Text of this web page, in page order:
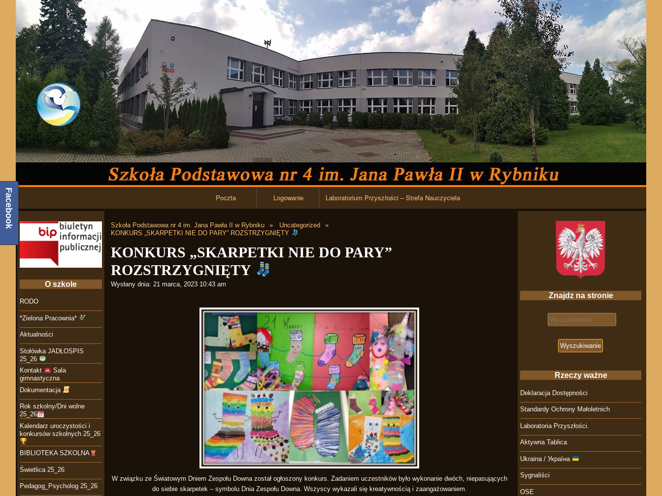
Przejdź do zawartości
Poczta Logowanie Laboratorium Przyszłości – Strefa Nauczyciela
Szkoła Podstawowa nr 4 im. Jana Pawła II w Rybniku
Uncategorized
KONKURS „SKARPETKI NIE DO PARY” ROZSTRZYGNIĘTY
KONKURS „SKARPETKI NIE DO PARY”
ROZSTRZYGNIĘTY
Wysłany dnia: 21 marca, 2023 10:43 am
W związku ze Światowym Dniem Zespołu Downa został ogłoszony konkurs. Zadaniem uczestników było wykonanie dwóch, niepasujących
do siebie skarpetek – symbolu Dnia Zespołu Downa. Wszyscy wykazali się kreatywnością i zaangażowaniem.
Znajdz na stronie
Search for:
Rzeczy ważne
Deklaracja Dostępności
Standardy Ochrony Małoletnich
Laboratoria Przyszłości.
Aktywna Tablica
Ukraina / Україна
Sygnaliści
OSE
O szkole
RODO
*Zielona Pracownia*
Aktualności
Stołówka JADŁOSPIS
25_26
Kontakt
Sala
gimnastyczna
Dokumentacja
Rok szkolny/Dni wolne
25_26
Kalendarz uroczystości i
konkursów szkolnych 25_26
BIBLIOTEKA SZKOLNA
Świetlica 25_26
Pedagog_Psycholog 25_26
Facebook